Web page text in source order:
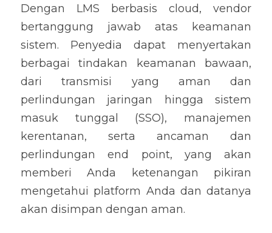
Dengan LMS berbasis cloud, vendor
bertanggung jawab atas keamanan
sistem. Penyedia dapat menyertakan
berbagai tindakan keamanan bawaan,
dari transmisi yang aman dan
perlindungan jaringan hingga sistem
masuk tunggal (SSO), manajemen
kerentanan, serta ancaman dan
perlindungan end point, yang akan
memberi Anda ketenangan pikiran
mengetahui platform Anda dan datanya
akan disimpan dengan aman.